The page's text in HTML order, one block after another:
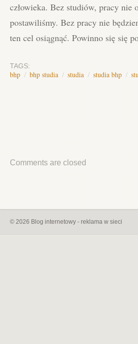
człowieka. Bez studiów, pracy nie
postawiliśmy. Bez pracy nie
ten cel osiągnąć. Powinno się się
TAGS:
bhp / bhp studia / studia / studia bhp /
Comments are closed
© 2026 Blog internetowy - reklama w sieci